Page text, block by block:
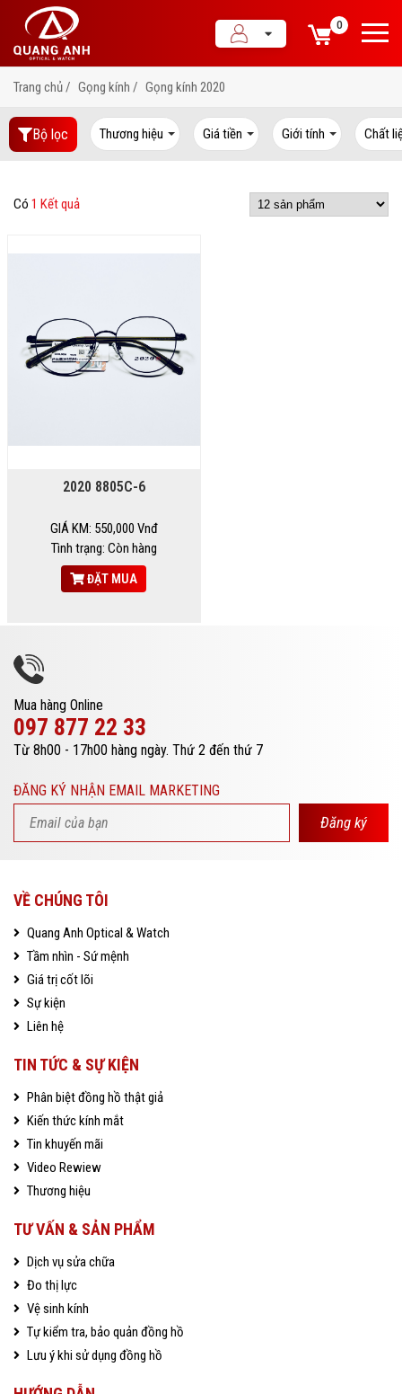
0
Trang chủ Gọng kính Gọng kính 2020
Bộ lọc Thương hiệu Giá tiền Giới tính Chất
Có 1 Kết quả
2020 8805C-6
GIÁ KM: 550,000 Vnđ
Tình trạng: Còn hàng
ĐẶT MUA
Mua hàng Online
097 877 22 33
Từ 8h00 - 17h00 hàng ngày. Thứ 2 đến thứ 7
ĐĂNG KÝ NHẬN EMAIL MARKETING
Đăng ký
VỀ CHÚNG TÔI
Quang Anh Optical & Watch
Tầm nhìn - Sứ mệnh
Giá trị cốt lõi
Sự kiện
Liên hệ
TIN TỨC & SỰ KIỆN
Phân biệt đồng hồ thật giả
Kiến thức kính mắt
Tin khuyến mãi
Video Rewiew
Thương hiệu
TƯ VẤN & SẢN PHẨM
Dịch vụ sửa chữa
Đo thị lực
Vệ sinh kính
Tự kiểm tra, bảo quản đồng hồ
Lưu ý khi sử dụng đồng hồ